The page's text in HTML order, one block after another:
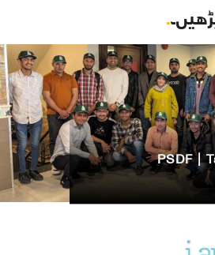
.
PSDF |